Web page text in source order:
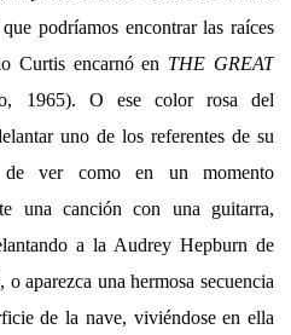
podríamos encontrar las raíces
Curtis encarnó en THE GREAT
1965). O ese color rosa del
uno de los referentes de su
ver como en un momento
una canción con una guitarra,
a la Audrey Hepburn de
o aparezca una hermosa secuencia
de la nave, viviéndose en ella